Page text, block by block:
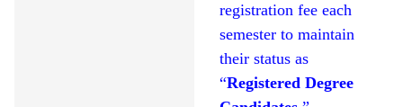
registration fee each
semester to maintain
their status as
“Registered Degree